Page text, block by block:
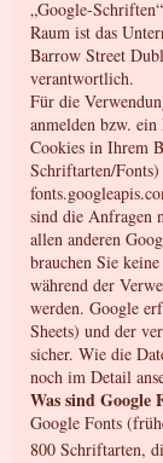
„Google-
Raum ist das
Barrow Street
verantwortlich.
Für die
anmelden bzw.
Cookies in Ihrem
Schriftarten/
sind die Anfragen
allen anderen
brauchen Sie
während der
werden. Google
Sheets) und der
sicher. Wie die
noch im Detail
Was sind Google
Google Fonts
800 Schriftarten,